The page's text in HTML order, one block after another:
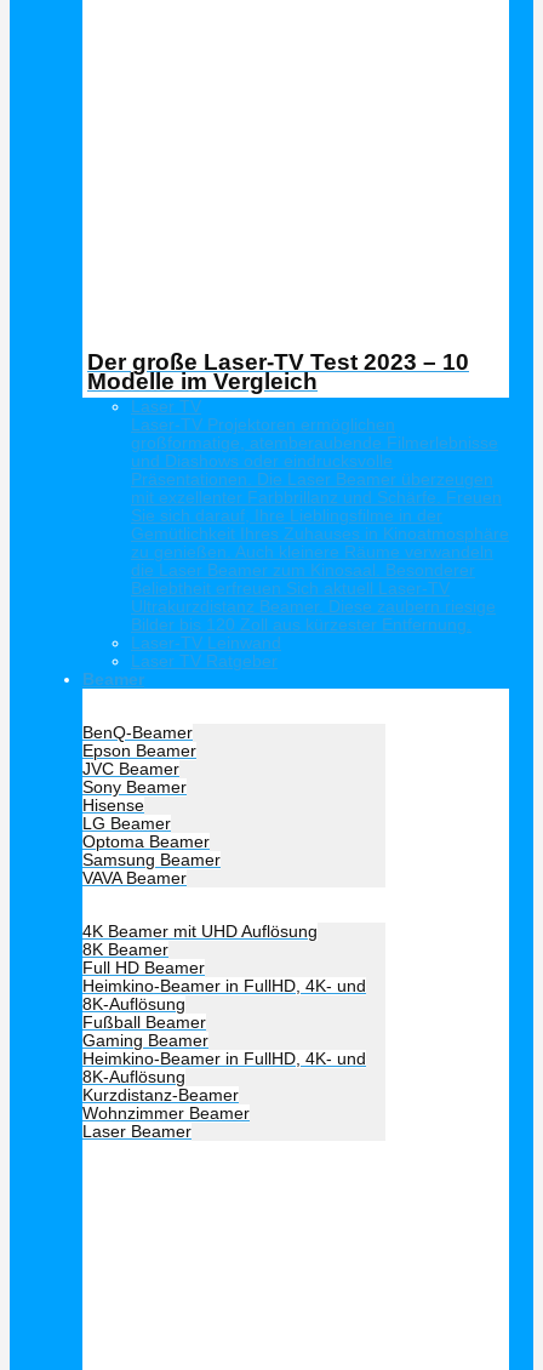
Der große Laser-TV Test 2023 – 10
Modelle im Vergleich
Laser TV
Laser-TV Projektoren ermöglichen
großformatige, atemberaubende Filmerlebnisse
und Diashows oder eindrucksvolle
Präsentationen. Die Laser Beamer überzeugen
mit exzellenter Farbbrillanz und Schärfe. Freuen
Sie sich darauf, Ihre Lieblingsfilme in der
Gemütlichkeit Ihres Zuhauses in Kinoatmosphäre
zu genießen. Auch kleinere Räume verwandeln
die Laser Beamer zum Kinosaal. Besonderer
Beliebtheit erfreuen Sich aktuell Laser-TV
Ultrakurzdistanz Beamer. Diese zaubern riesige
Bilder bis 120 Zoll aus kürzester Entfernung.
Laser-TV Leinwand
Laser TV Ratgeber
Beamer
BenQ-Beamer
Epson Beamer
JVC Beamer
Sony Beamer
Hisense
LG Beamer
Optoma Beamer
Samsung Beamer
VAVA Beamer
4K Beamer mit UHD Auflösung
8K Beamer
Full HD Beamer
Heimkino-Beamer in FullHD, 4K- und
8K-Auflösung
Fußball Beamer
Gaming Beamer
Heimkino-Beamer in FullHD, 4K- und
8K-Auflösung
Kurzdistanz-Beamer
Wohnzimmer Beamer
Laser Beamer